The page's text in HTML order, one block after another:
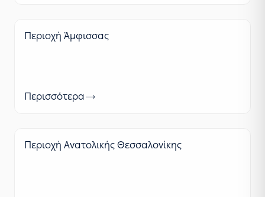
Περιοχή Άμφισσας
Περισσότερα
Περιοχή Ανατολικής Θεσσαλονίκης